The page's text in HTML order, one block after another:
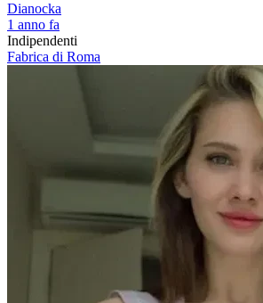
Dianocka
1 anno fa
Indipendenti
Fabrica di Roma